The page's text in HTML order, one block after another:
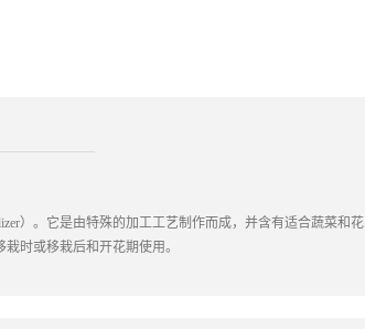
）。它是由特殊的加工工艺制作而成，并含有适合蔬菜和花
时或移栽后和开花期使用。